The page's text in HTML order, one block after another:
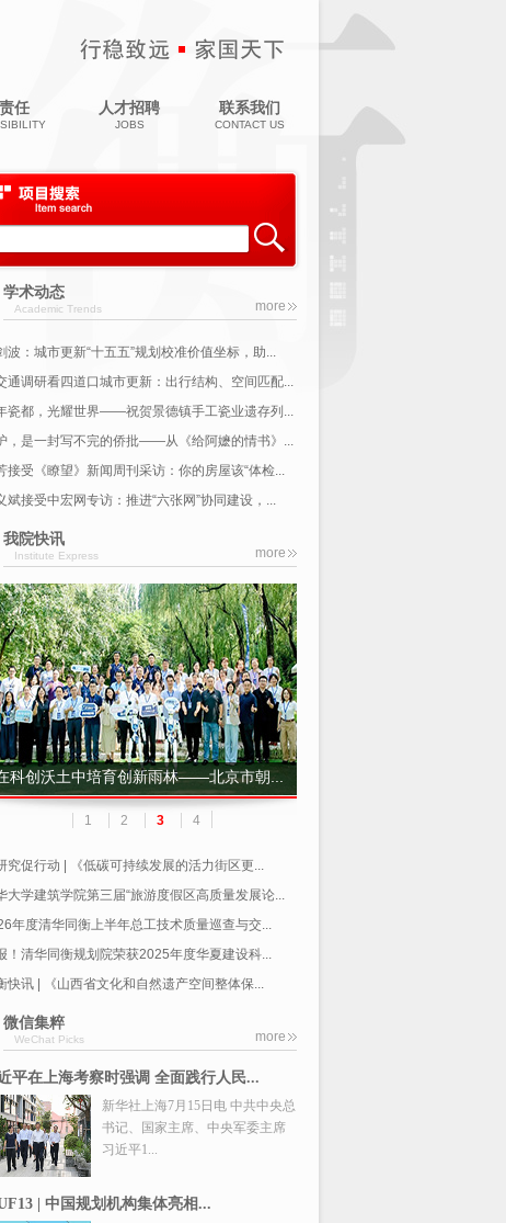
任 人才招聘
JOBS
联系我们
CONTACT US
more
学术动态
Academic Trends
波：城市更新“十五五”规划校准价值坐标，助...
通调研看四道口城市更新：出行结构、空间匹配...
瓷都，光耀世界——祝贺景德镇手工瓷业遗存列...
，是一封写不完的侨批——从《给阿嬷的情书》...
接受《瞭望》新闻周刊采访：你的房屋该“体检...
斌接受中宏网专访：推进“六张网”协同建设，...
more
我院快讯
Institute Express
科创沃土中培育创新雨林——北京市朝...
1 2 3 4
究促行动 | 《低碳可持续发展的活力街区更...
大学建筑学院第三届“旅游度假区高质量发展论...
年度清华同衡上半年总工技术质量巡查与交...
！清华同衡规划院荣获2025年度华夏建设科...
快讯 | 《山西省文化和自然遗产空间整体保...
more
微信集粹
WeChat Picks
平在上海考察时强调 全面践行人民...
新华社上海7月15日电 中共中央总
书记、国家主席、中央军委主席
习近平1...
| 中国规划机构集体亮相...